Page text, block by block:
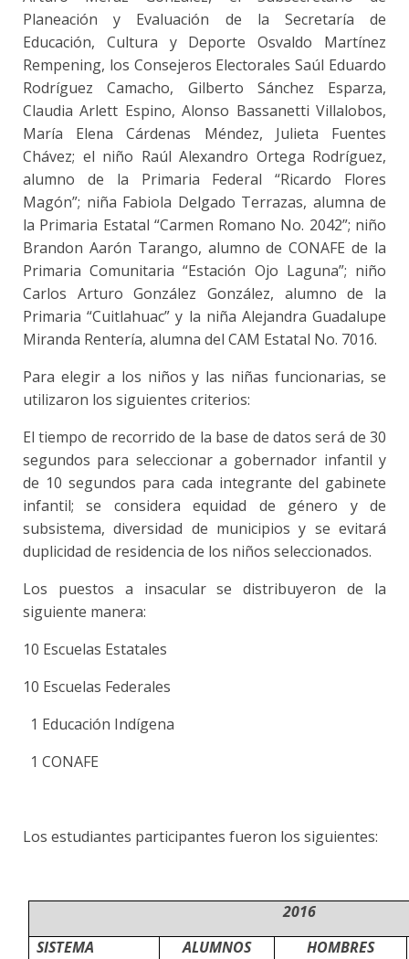
Planeación y Evaluación de la Secretaría de
Educación, Cultura y Deporte Osvaldo Martínez
Rempening, los Consejeros Electorales Saúl Eduardo
Rodríguez Camacho, Gilberto Sánchez Esparza,
Claudia Arlett Espino, Alonso Bassanetti Villalobos,
María Elena Cárdenas Méndez, Julieta Fuentes
Chávez; el niño Raúl Alexandro Ortega Rodríguez,
alumno de la Primaria Federal “Ricardo Flores
Magón”; niña Fabiola Delgado Terrazas, alumna de
la Primaria Estatal “Carmen Romano No. 2042”; niño
Brandon Aarón Tarango, alumno de CONAFE de la
Primaria Comunitaria “Estación Ojo Laguna”; niño
Carlos Arturo González González, alumno de la
Primaria “Cuitlahuac” y la niña Alejandra Guadalupe
Miranda Rentería, alumna del CAM Estatal No. 7016.
Para elegir a los niños y las niñas funcionarias, se
utilizaron los siguientes criterios:
El tiempo de recorrido de la base de datos será de 30
segundos para seleccionar a gobernador infantil y
de 10 segundos para cada integrante del gabinete
infantil; se considera equidad de género y de
subsistema, diversidad de municipios y se evitará
duplicidad de residencia de los niños seleccionados.
Los puestos a insacular se distribuyeron de la
siguiente manera:
10 Escuelas Estatales
10 Escuelas Federales
1 Educación Indígena
1 CONAFE
Los estudiantes participantes fueron los siguientes:
2016
SISTEMA
ALUMNOS
HOMBRES